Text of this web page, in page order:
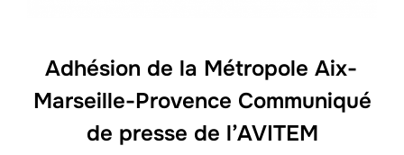
Adhésion de la Métropole Aix-
Marseille-Provence Communiqué
de presse de l’AVITEM